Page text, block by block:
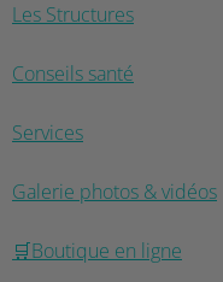
Les Structures
Conseils santé
Services
Galerie photos & vidéos
🛒Boutique en ligne